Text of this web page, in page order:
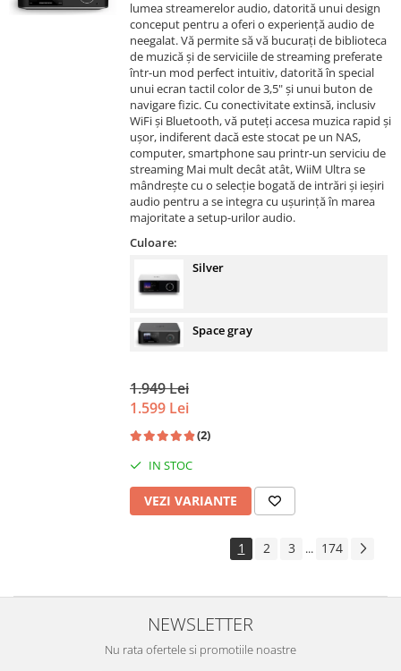
lumea streamerelor audio, datorită unui design
conceput pentru a oferi o experiență audio de
neegalat. Vă permite să vă bucurați de biblioteca
de muzică și de serviciile de streaming preferate
într-un mod perfect intuitiv, datorită în special
unui ecran tactil color de 3,5" și unui buton de
navigare fizic. Cu conectivitate extinsă, inclusiv
WiFi și Bluetooth, vă puteți accesa muzica rapid și
ușor, indiferent dacă este stocat pe un NAS,
computer, smartphone sau printr-un serviciu de
streaming Mai mult decât atât, WiiM Ultra se
mândrește cu o selecție bogată de intrări și ieșiri
audio pentru a se integra cu ușurință în marea
majoritate a setup-urilor audio.
Culoare:
Silver
Space gray
1.949 Lei
1.599 Lei
(2)
IN STOC
VEZI VARIANTE
1 2 3 ... 174
NEWSLETTER
Nu rata ofertele si promotiile noastre